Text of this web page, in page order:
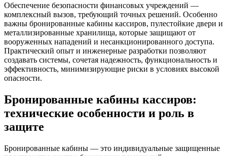
Обеспечение безопасности финансовых учреждений —
комплексный вызов, требующий точных решений. Особенно
важны бронированные кабины кассиров, пулестойкие двери и
металлизированные хранилища, которые защищают от
вооруженных нападений и несанкционированного доступа.
Практический опыт и инженерные разработки позволяют
создавать системы, сочетая надежность, функциональность и
эффективность, минимизирующие риски в условиях высокой
опасности.
Бронированные кабины кассиров:
технические особенности и роль в
защите
Бронированные кабины — это индивидуальные защищенные